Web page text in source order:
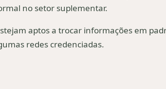
no setor suplementar.
aptos a trocar informações em
redes credenciadas.